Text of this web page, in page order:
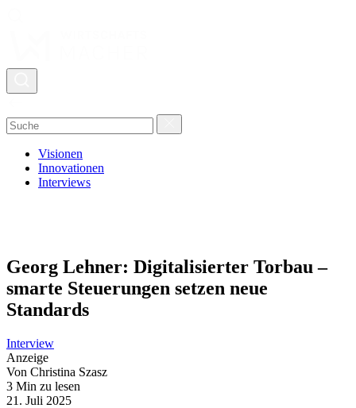
Visionen
Innovationen
Interviews
Georg Lehner: Digitalisierter Torbau –
smarte Steuerungen setzen neue
Standards
Interview
Anzeige
Von Christina Szasz
3 Min zu lesen
21. Juli 2025